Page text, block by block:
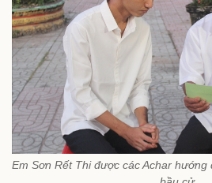
Em Sơn Rết Thi được các Achar